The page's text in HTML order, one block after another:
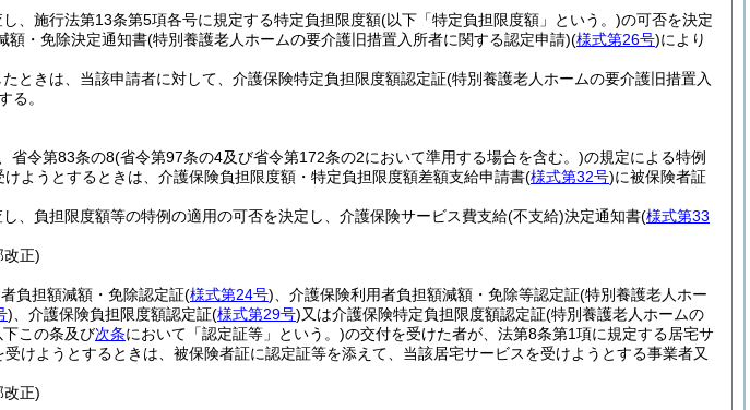
、施行法第13条第5項各号に規定する特定負担限度額(以下「特定負担限度額」という。)の可否を決定
額・免除決定通知書(特別養護老人ホームの要介護旧措置入所者に関する認定申請)(様式第26号)により
ときは、当該申請者に対して、介護保険特定負担限度額認定証(特別養護老人ホームの要介護旧措置入
る。
省令第83条の8(省令第97条の4及び省令第172条の2において準用する場合を含む。)の規定による特例
けようとするときは、介護保険負担限度額・特定負担限度額差額支給申請書(様式第32号)に被保険者証
、負担限度額等の特例の適用の可否を決定し、介護保険サービス費支給(不支給)決定通知書(様式第33
改正)
負担額減額・免除認定証(様式第24号) 、介護保険利用者負担額減額・免除等認定証(特別養護老人ホー
) 、介護保険負担限度額認定証(様式第29号)又は介護保険特定負担限度額認定証(特別養護老人ホームの
下この条及び次条において「認定証等」という。)の交付を受けた者が、法第8条第1項に規定する居宅サ
けようとするときは、被保険者証に認定証等を添えて、当該居宅サービスを受けようとする事業者又
改正)